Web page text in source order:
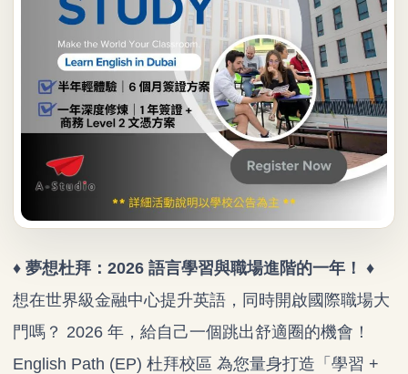
♦ 夢想杜拜：2026 語言學習與職場進階的一年！ ♦
想在世界級金融中心提升英語，同時開啟國際職場大
門嗎？ 2026 年，給自己一個跳出舒適圈的機會！
English Path (EP) 杜拜校區 為您量身打造「學習 +